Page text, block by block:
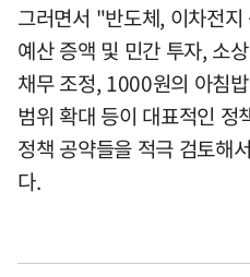
그러면서 "반도체, 이차전
예산 증액 및 민간 투자, 소
채무 조정, 1000원의 아침
범위 확대 등이 대표적인
정책 공약들을 적극 검토해
다.